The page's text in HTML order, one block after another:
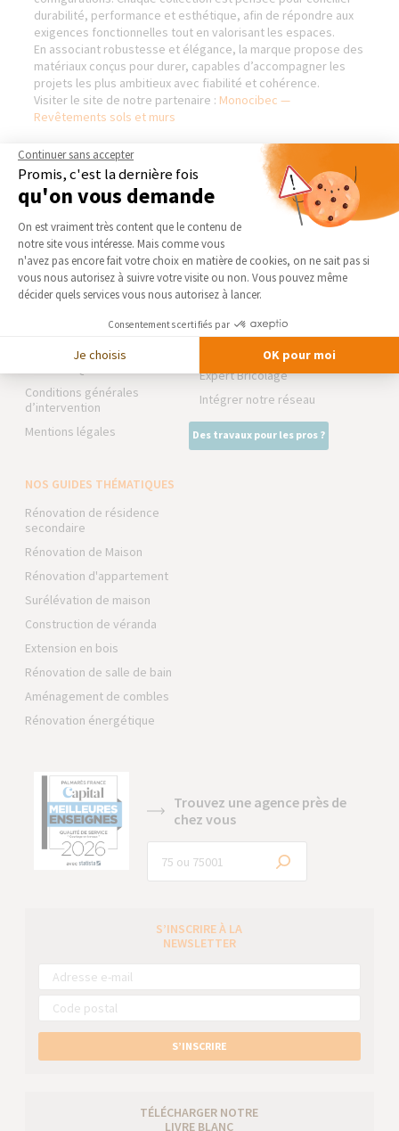
durabilité, performance et esthétique, afin de répondre aux
exigences fonctionnelles tout en valorisant les espaces.
En associant robustesse et élégance, la marque propose des
matériaux conçus pour durer, capables d’accompagner les
projets les plus ambitieux avec fiabilité et cohérence.
Visiter le site de notre partenaire : Monocibec —
Revêtements sols et murs
AGENCE DE SUCY-EN-BRIE
Qui sommes-nous
Actualités
Notre charte qualité
Partenaires
Trouver une agence
Conditions générales
d’intervention
Mentions légales
NOS DOMAINES
D’INTERVENTION
EXTENSION
RÉNOVATION INTÉRIEURE
TRAVAUX EXTÉRIEURS
NOS PARTENAIRES
La Maison des Architectes
Expert Bricolage
Intégrer notre réseau
Des travaux pour les pros ?
NOS GUIDES THÉMATIQUES
Rénovation de résidence
secondaire
Rénovation de Maison
Rénovation d'appartement
Surélévation de maison
Construction de véranda
Extension en bois
Rénovation de salle de bain
Aménagement de combles
Rénovation énergétique
Trouvez une agence près de
chez vous
S’INSCRIRE À LA
NEWSLETTER
S’INSCRIRE
TÉLÉCHARGER NOTRE
LIVRE BLANC
Continuer sans accepter
Promis, c'est la dernière fois
qu'on vous demande
Plateforme de Gestion du
On est vraiment très content que le contenu de
notre site vous intéresse. Mais comme vous
n'avez pas encore fait votre choix en matière de cookies, on ne sait pas si
vous nous autorisez à suivre votre visite ou non. Vous pouvez même
décider quels services vous nous autorisez à lancer.
Consentements certifiés par
Je choisis OK pour moi
Axeptio consent